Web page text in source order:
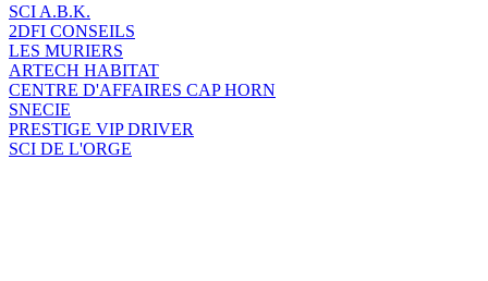
SCI A.B.K.
2DFI CONSEILS
LES MURIERS
ARTECH HABITAT
CENTRE D'AFFAIRES CAP HORN
SNECIE
PRESTIGE VIP DRIVER
SCI DE L'ORGE